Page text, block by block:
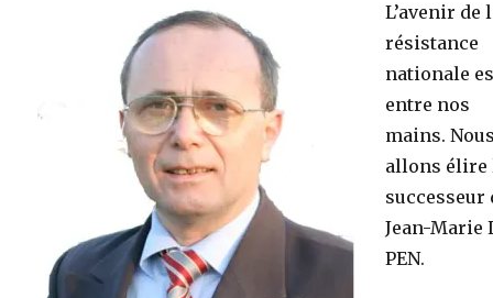
L’avenir de
résistance
nationale
entre nos
mains.
allons élire
successeur
Jean-Marie
PEN.